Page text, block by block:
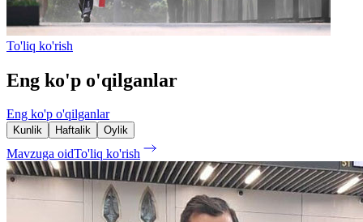
To'liq ko'rish
Eng ko'p o'qilganlar
Eng ko'p o'qilganlar
Kunlik Haftalik Oylik
Mavzuga oidTo'liq ko'rish